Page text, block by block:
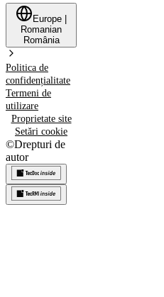
Europe
Romanian
România
Politica de
confidențialitate
Termeni de
utilizare
Proprietate site
Setări cookie
©Drepturi de
autor